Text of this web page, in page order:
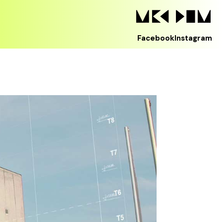
FacebookInstagram